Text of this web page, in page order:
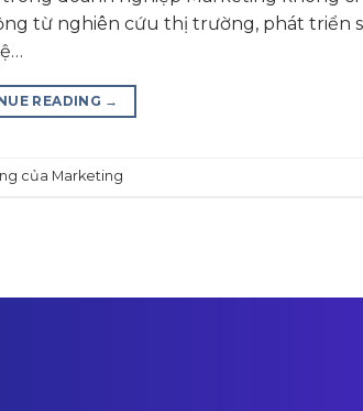
từ nghiên cứu thị trường, phát triển
READING →
của Marketing